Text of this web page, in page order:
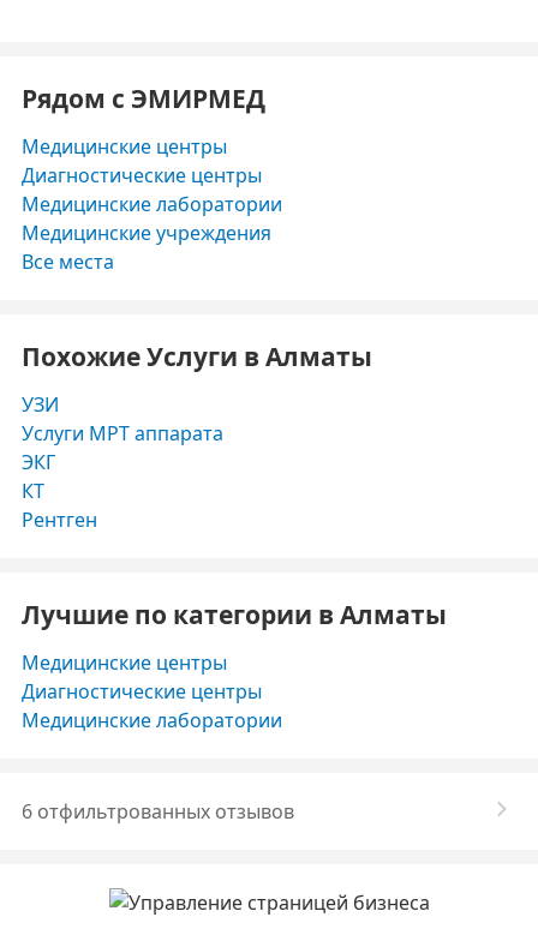
Рядом с ЭМИРМЕД
Медицинские центры
Диагностические центры
Медицинские лаборатории
Медицинские учреждения
Все места
Похожие Услуги в Алматы
УЗИ
Услуги МРТ аппарата
ЭКГ
КТ
Рентген
Лучшие по категории в Алматы
Медицинские центры
Диагностические центры
Медицинские лаборатории
6 отфильтрованных отзывов